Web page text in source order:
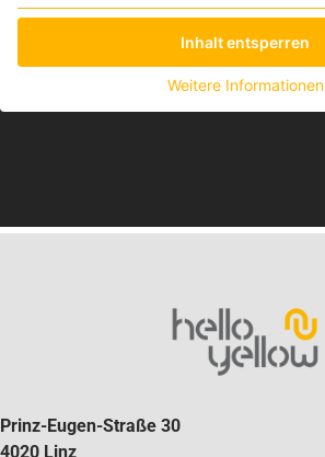
Inhalt entsperren
Weitere Informationen
Prinz-Eugen-Straße 30
4020 Linz